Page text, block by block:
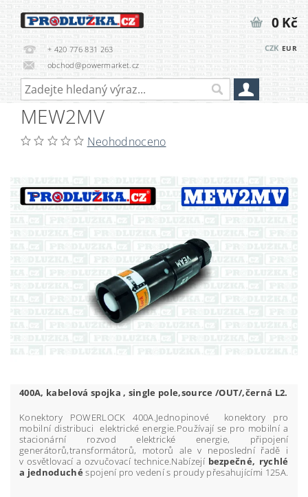
+ 420 776 831 263
obchod@powermarket.cz
CZK EUR
0 Kč
MEW2MV
Neohodnoceno
400A, kabelová spojka , single pole,source /OUT/,černá L2.
Konektory POWERLOCK 400A.Jednopinové konektory pro
mobilní distribuci elektrické energie.Používají se pro mobilní a
stacionární rozvod elektrické energie, připojení
generátorů,transformátorů, motorů ale v neposlední řadě i
v osvětlovací a ozvučovací technice.Nabízejí bezpečné, rychlé
a jednoduché spojení pro vedení s proudy přesahujícími 125A.